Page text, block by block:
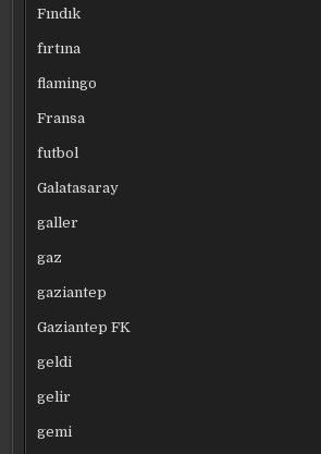
Fındık
fırtına
flamingo
Fransa
futbol
Galatasaray
galler
gaz
gaziantep
Gaziantep FK
geldi
gelir
gemi